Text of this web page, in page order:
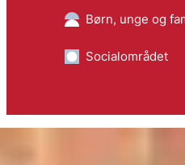
Børn, unge og
Socialområdet